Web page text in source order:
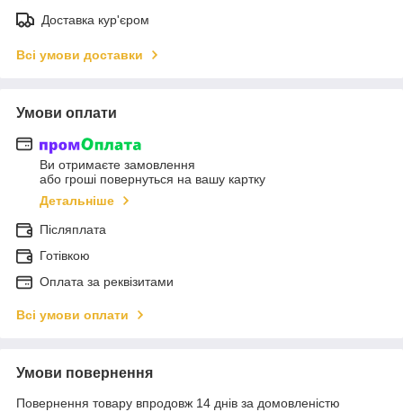
Доставка кур'єром
Всі умови доставки
Умови оплати
Ви отримаєте замовлення
або гроші повернуться на вашу картку
Детальніше
Післяплата
Готівкою
Оплата за реквізитами
Всі умови оплати
Умови повернення
Повернення товару впродовж 14 днів за домовленістю